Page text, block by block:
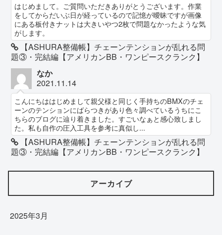
はじめまして。ご質問いただきありがとうございます。作業
をしてからだいぶ日が経っているので記憶が曖昧ですが画像
にある板付きナットは大きいやつ2枚で問題なかったような気
がします。
【ASHURA整備帳】チェーンテンションが乱れる問
題③・完結編【アメリカンBB・ワンピースクランク】
なか
2021.11.14
こんにちははじめまして親父様と同じく手持ちのBMXのチェ
ーンのテンションにばらつきがあり色々調べているうちにこ
ちらのブログに辿り着きました。すごいなぁと感心致しまし
た。私も自作の圧入工具を参考に真似し...
【ASHURA整備帳】チェーンテンションが乱れる問
題③・完結編【アメリカンBB・ワンピースクランク】
アーカイブ
2025年3月